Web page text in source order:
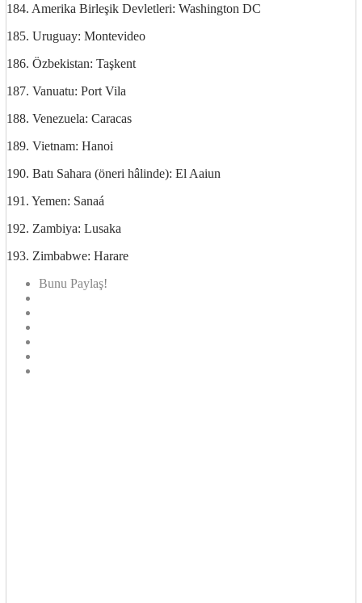
184. Amerika Birleşik Devletleri: Washington DC
185. Uruguay: Montevideo
186. Özbekistan: Taşkent
187. Vanuatu: Port Vila
188. Venezuela: Caracas
189. Vietnam: Hanoi
190. Batı Sahara (öneri hâlinde): El Aaiun
191. Yemen: Sanaá
192. Zambiya: Lusaka
193. Zimbabwe: Harare
Bunu Paylaş!